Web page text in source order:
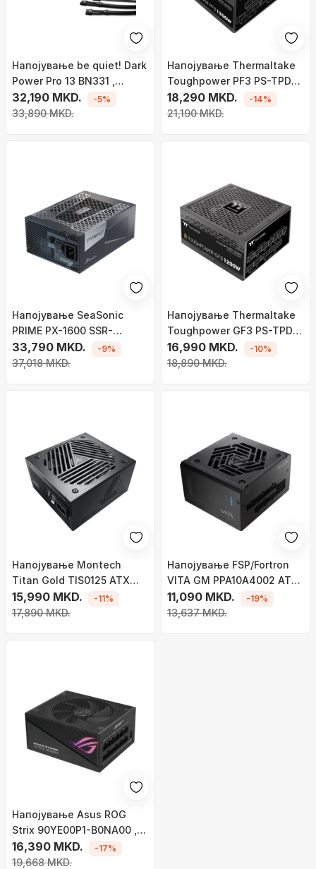
Напојување be quiet! Dark
Power Pro 13 BN331 ,
1300W
32,190 MKD.
33,890 MKD.
-5%
Напојување Thermaltake
Toughpower PF3 PS-TPD-
1200FNFAPE-3 ATX 3.0,
1200W
18,290 MKD.
21,190 MKD.
-14%
Напојување SeaSonic
PRIME PX-1600 SSR-
1600PD2 ATX 3.0, 1600W
33,790 MKD.
37,018 MKD.
-9%
Напојување Thermaltake
Toughpower GF3 PS-TPD-
1200FNFAGE-4 ATX 3.0,
1200W
16,990 MKD.
18,890 MKD.
-10%
Напојување Montech
Titan Gold TIS0125 ATX
3.0, 1000W
15,990 MKD.
17,890 MKD.
-11%
Напојување FSP/Fortron
VITA GM PPA10A4002 ATX
3.0, 1000W
11,090 MKD.
13,637 MKD.
-19%
Напојување Asus ROG
Strix 90YE00P1-B0NA00 ,
1000W
16,390 MKD.
19,668 MKD.
-17%